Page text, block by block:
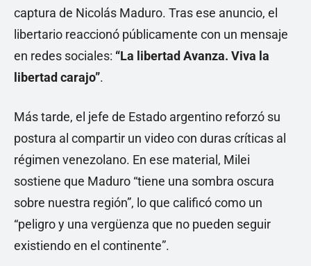
captura de Nicolás Maduro. Tras ese anuncio, el
libertario reaccionó públicamente con un mensaje
en redes sociales: “La libertad Avanza. Viva la
libertad carajo”.
Más tarde, el jefe de Estado argentino reforzó su
postura al compartir un video con duras críticas al
régimen venezolano. En ese material, Milei
sostiene que Maduro “tiene una sombra oscura
sobre nuestra región”, lo que calificó como un
“peligro y una vergüenza que no pueden seguir
existiendo en el continente”.